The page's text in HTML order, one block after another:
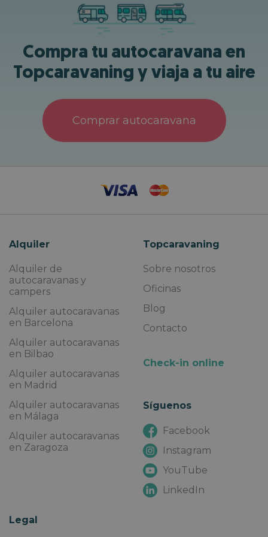
Compra tu autocaravana en
Topcaravaning y viaja a tu aire
Comprar autocaravana
Alquiler
Alquiler de
autocaravanas y
campers
Alquiler autocaravanas
en Barcelona
Alquiler autocaravanas
en Bilbao
Alquiler autocaravanas
en Madrid
Alquiler autocaravanas
en Málaga
Alquiler autocaravanas
en Zaragoza
Topcaravaning
Sobre nosotros
Oficinas
Blog
Contacto
Check-in online
Síguenos
Facebook
Instagram
YouTube
LinkedIn
Legal